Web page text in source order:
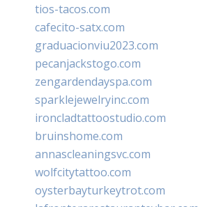
tios-tacos.com
cafecito-satx.com
graduacionviu2023.com
pecanjackstogo.com
zengardendayspa.com
sparklejewelryinc.com
ironcladtattoostudio.com
bruinshome.com
annascleaningsvc.com
wolfcitytattoo.com
oysterbayturkeytrot.com